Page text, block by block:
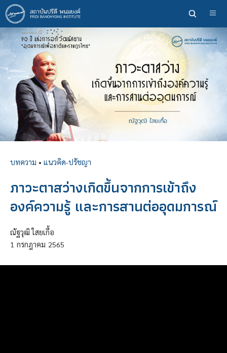
ข้าม
ไป
ยัง
เนื้อหา
หลัก
บทความ • แนวคิด-ปรัชญา
ภาวะตาสว่างเกิดขึ้นจากการเข้าถึง
องค์ความรู้ และการสานต่ออุดมการณ์
ณัฐวุฒิ ใสยเกื้อ
1 กรกฎาคม 2565